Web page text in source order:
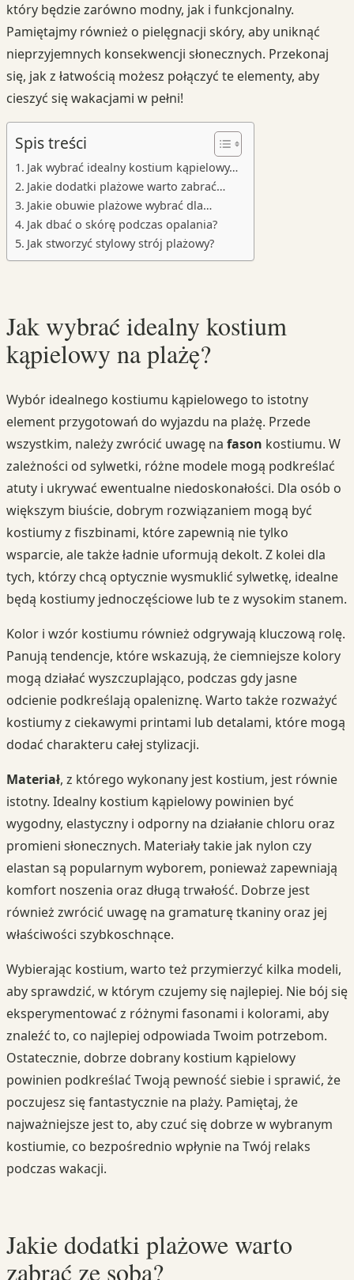
który będzie zarówno modny, jak i funkcjonalny.
Pamiętajmy również o pielęgnacji skóry, aby uniknąć
nieprzyjemnych konsekwencji słonecznych. Przekonaj
się, jak z łatwością możesz połączyć te elementy, aby
cieszyć się wakacjami w pełni!
Spis treści
Jak wybrać idealny kostium kąpielowy…
Jakie dodatki plażowe warto zabrać…
Jakie obuwie plażowe wybrać dla…
Jak dbać o skórę podczas opalania?
Jak stworzyć stylowy strój plażowy?
Jak wybrać idealny kostium
kąpielowy na plażę?
Wybór idealnego kostiumu kąpielowego to istotny
element przygotowań do wyjazdu na plażę. Przede
wszystkim, należy zwrócić uwagę na fason kostiumu. W
zależności od sylwetki, różne modele mogą podkreślać
atuty i ukrywać ewentualne niedoskonałości. Dla osób o
większym biuście, dobrym rozwiązaniem mogą być
kostiumy z fiszbinami, które zapewnią nie tylko
wsparcie, ale także ładnie uformują dekolt. Z kolei dla
tych, którzy chcą optycznie wysmuklić sylwetkę, idealne
będą kostiumy jednoczęściowe lub te z wysokim stanem.
Kolor i wzór kostiumu również odgrywają kluczową rolę.
Panują tendencje, które wskazują, że ciemniejsze kolory
mogą działać wyszczuplająco, podczas gdy jasne
odcienie podkreślają opaleniznę. Warto także rozważyć
kostiumy z ciekawymi printami lub detalami, które mogą
dodać charakteru całej stylizacji.
Materiał, z którego wykonany jest kostium, jest równie
istotny. Idealny kostium kąpielowy powinien być
wygodny, elastyczny i odporny na działanie chloru oraz
promieni słonecznych. Materiały takie jak nylon czy
elastan są popularnym wyborem, ponieważ zapewniają
komfort noszenia oraz długą trwałość. Dobrze jest
również zwrócić uwagę na gramaturę tkaniny oraz jej
właściwości szybkoschnące.
Wybierając kostium, warto też przymierzyć kilka modeli,
aby sprawdzić, w którym czujemy się najlepiej. Nie bój się
eksperymentować z różnymi fasonami i kolorami, aby
znaleźć to, co najlepiej odpowiada Twoim potrzebom.
Ostatecznie, dobrze dobrany kostium kąpielowy
powinien podkreślać Twoją pewność siebie i sprawić, że
poczujesz się fantastycznie na plaży. Pamiętaj, że
najważniejsze jest to, aby czuć się dobrze w wybranym
kostiumie, co bezpośrednio wpłynie na Twój relaks
podczas wakacji.
Jakie dodatki plażowe warto
zabrać ze sobą?